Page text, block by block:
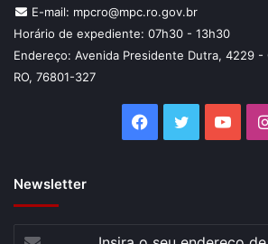
E-mail: mpcro@mpc.ro.gov.br
Horário de expediente: 07h30 - 13h30
Endereço: Avenida Presidente Dutra, 4229 -
RO, 76801-327
Facebook
Twitter
Newsletter